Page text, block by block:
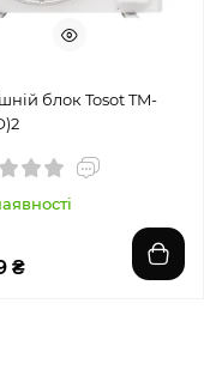
блок Tosot TM-
₴